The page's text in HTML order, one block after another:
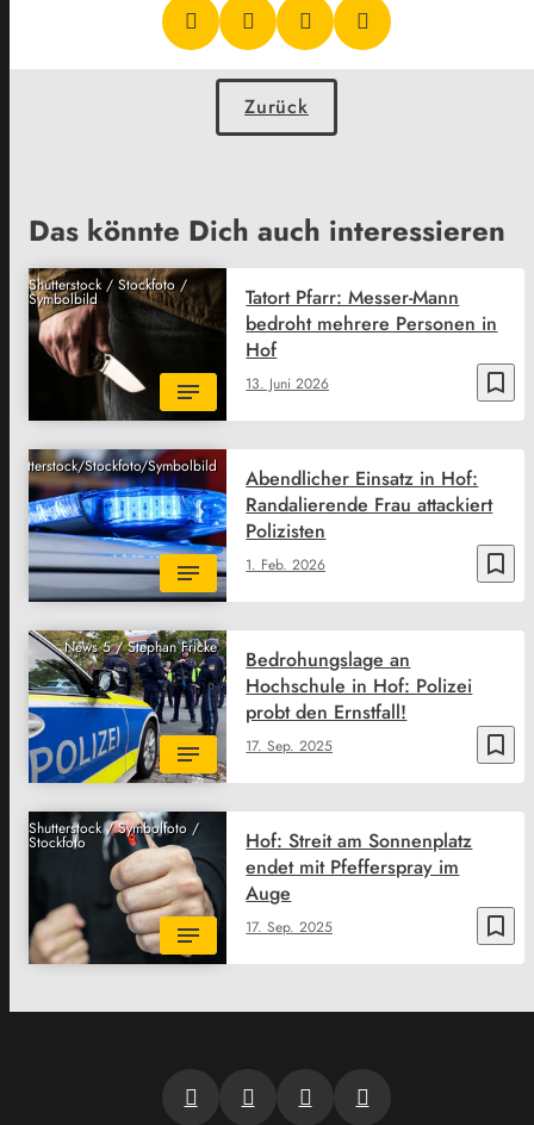
Zurück
Das könnte Dich auch interessieren
Shutterstock / Stockfoto /
Symbolbild
bookmark_border
13. Juni 2026
Tatort Pfarr: Messer-Mann
bedroht mehrere Personen in
Hof
Shutterstock/Stockfoto/Symbolbild
bookmark_border
1. Feb. 2026
Abendlicher Einsatz in Hof:
Randalierende Frau attackiert
Polizisten
News 5 / Stephan Fricke
bookmark_border
17. Sep. 2025
Bedrohungslage an
Hochschule in Hof: Polizei
probt den Ernstfall!
Shutterstock / Symbolfoto /
Stockfoto
bookmark_border
17. Sep. 2025
Hof: Streit am Sonnenplatz
endet mit Pfefferspray im
Auge